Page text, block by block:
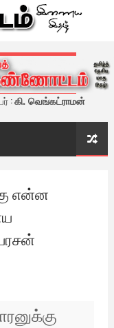
இதழ்
:கி. வெங்கட்ராமன்
என்ன